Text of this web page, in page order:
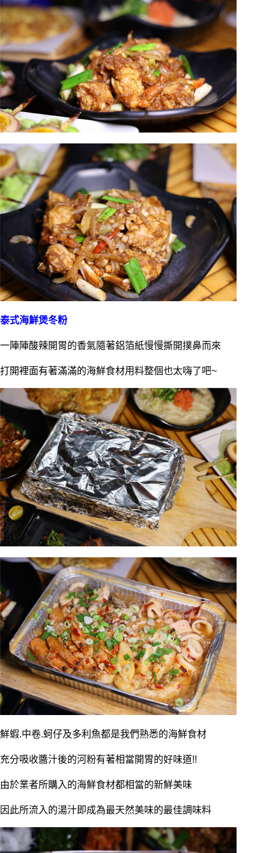
泰式海鮮煲冬粉
一陣陣酸辣開胃的香氣隨著鋁箔紙慢慢撕開撲鼻而來
打開裡面有著滿滿的海鮮食材用料整個也太嗨了吧~
鮮蝦.中卷.蚵仔及多利魚都是我們熟悉的海鮮食材
充分吸收醬汁後的河粉有著相當開胃的好味道!!
由於業者所購入的海鮮食材都相當的新鮮美味
因此所流入的湯汁即成為最天然美味的最佳調味料